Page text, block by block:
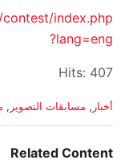
index.php
?lang=eng
Hits: 407
C
e
أخبار , مسابقات التصوير ,
Related Content